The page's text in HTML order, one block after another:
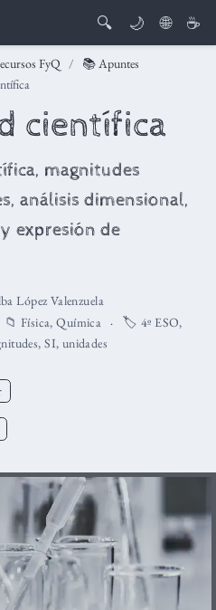
🔍 🌙 🌐 ☕
FyQ
📚 Apuntes
científica
magnitudes
análisis dimensional,
expresión de
López Valenzuela
📁 Física,Química 🏷️ 4º ESO,
,SI, unidades